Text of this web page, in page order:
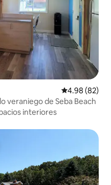
Calificación
4.98 (82)
veraniego de Seba Beach
interiores